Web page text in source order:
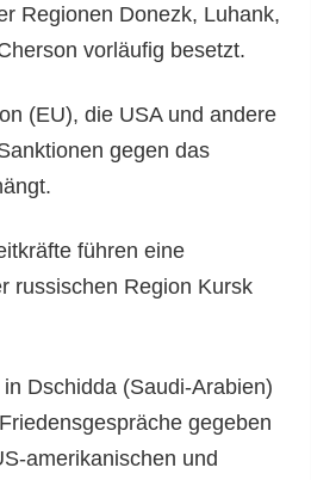
Regionen Donezk, Luhank,
vorläufig besetzt.
(EU), die USA und andere
gegen das
führen eine
russischen Region Kursk
Dschidda (Saudi-Arabien)
gegeben
amerikanischen und